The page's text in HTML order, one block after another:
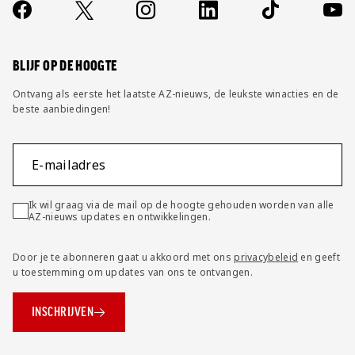
Contact
FAQ
Socials
https://www.facebook.com/AZAlkmaar
X Instagram LinkedIn TikTok
BLIJF OP DE HOOGTE
Ontvang als eerste het laatste AZ-nieuws, de leukste winacties en de
beste aanbiedingen!
E-mailadres
Ik wil graag via de mail op de hoogte gehouden worden van alle
AZ-nieuws updates en ontwikkelingen.
Door je te abonneren gaat u akkoord met onsprivacybeleid en geeft
u toestemming om updates van ons te ontvangen.
INSCHRIJVEN